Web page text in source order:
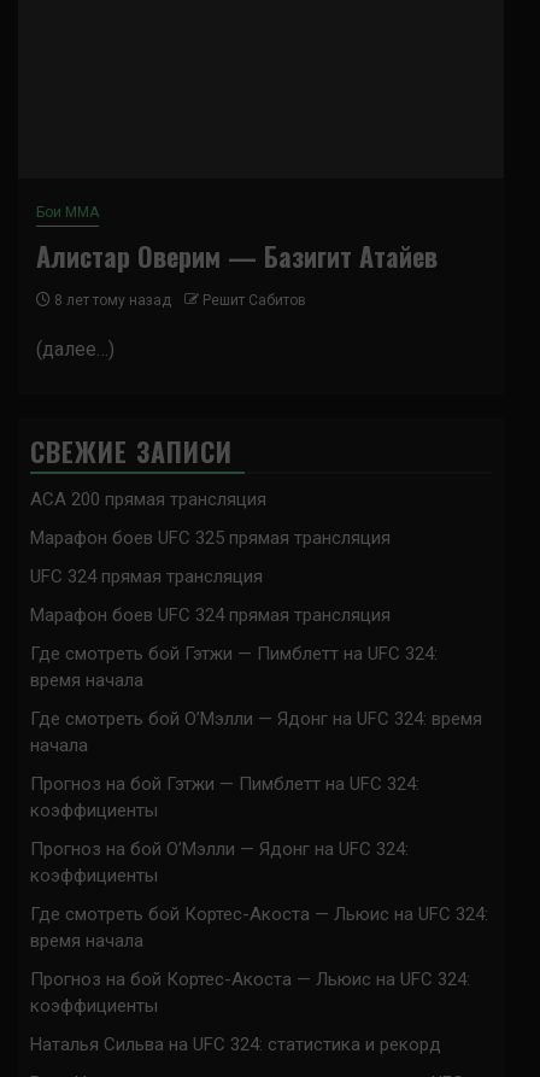
Бои ММА
Алистар Оверим — Базигит Атайев
8 лет тому назад Решит Сабитов
(далее…)
СВЕЖИЕ ЗАПИСИ
ACA 200 прямая трансляция
Марафон боев UFC 325 прямая трансляция
UFC 324 прямая трансляция
Марафон боев UFC 324 прямая трансляция
Где смотреть бой Гэтжи — Пимблетт на UFC 324:
время начала
Где смотреть бой О’Мэлли — Ядонг на UFC 324: время
начала
Прогноз на бой Гэтжи — Пимблетт на UFC 324:
коэффициенты
Прогноз на бой О’Мэлли — Ядонг на UFC 324:
коэффициенты
Где смотреть бой Кортес-Акоста — Льюис на UFC 324:
время начала
Прогноз на бой Кортес-Акоста — Льюис на UFC 324:
коэффициенты
Наталья Сильва на UFC 324: статистика и рекорд